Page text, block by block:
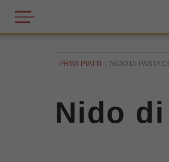
PRIMI PIATTI NIDO DI PASTA
Nido